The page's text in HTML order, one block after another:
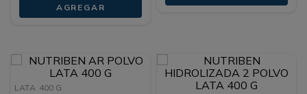
AGREGAR
LATA 400 G